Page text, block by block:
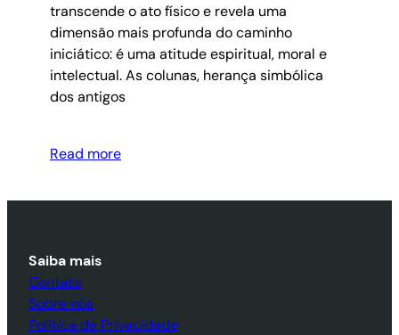
transcende o ato físico e revela uma
dimensão mais profunda do caminho
iniciático: é uma atitude espiritual, moral e
intelectual. As colunas, herança simbólica
dos antigos
Read more
Saiba mais
Contato
Sobre nós
Política de Privacidade